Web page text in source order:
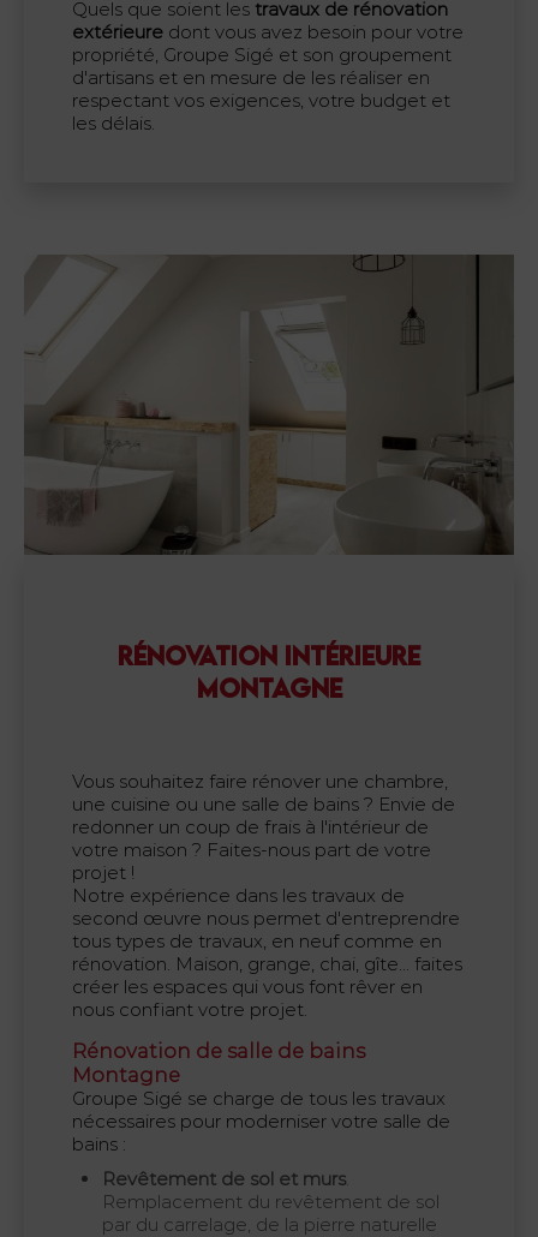
Quels que soient les travaux de rénovation
extérieure dont vous avez besoin pour votre
propriété, Groupe Sigé et son groupement
d'artisans et en mesure de les réaliser en
respectant vos exigences, votre budget et
les délais.
RÉNOVATION INTÉRIEURE
MONTAGNE
Vous souhaitez faire rénover une chambre,
une cuisine ou une salle de bains ? Envie de
redonner un coup de frais à l'intérieur de
votre maison ? Faites-nous part de votre
projet !
Notre expérience dans les travaux de
second œuvre nous permet d'entreprendre
tous types de travaux, en neuf comme en
rénovation. Maison, grange, chai, gîte... faites
créer les espaces qui vous font rêver en
nous confiant votre projet.
Rénovation de salle de bains
Montagne
Groupe Sigé se charge de tous les travaux
nécessaires pour moderniser votre salle de
bains :
Revêtement de sol et murs.
Remplacement du revêtement de sol
par du carrelage, de la pierre naturelle